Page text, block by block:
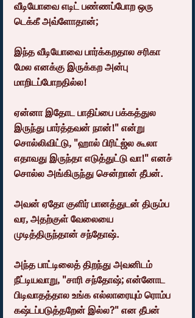
வீடியோவை எடிட் பண்ணப்போற ஒரு
டெக்கீ அவ்ளோதான்;
இந்த வீடியோவை பார்க்கறதால சரிகா
மேல எனக்கு இருக்கற அன்பு
மாறிடப்போறதில்ல!
ஏன்னா இதோட பாதிப்பை பக்கத்துல
இருந்து பார்த்தவன் நான்!" என்று
சொல்லிவிட்டு, "ஹால் பிரிட்ஜ்ல கூலா
எதாவது இருந்தா எடுத்துட்டு வா!" எனச்
சொல்ல அங்கிருந்து சென்றான் தீபன்.
அவன் ஏதோ குளிர் பானத்துடன் திரும்ப
வர, அதற்குள் வேலையை
முடித்திருந்தான் சந்தோஷ்.
அந்த பாட்டிலைத் திறந்து அவனிடம்
நீட்டியவாறு, "சாரி சந்தோஷ்; என்னோட
பிடிவாதத்தால உங்க எல்லாரையும் ரொம்ப
கஷ்டப்படுத்தறேன் இல்ல?" என தீபன்